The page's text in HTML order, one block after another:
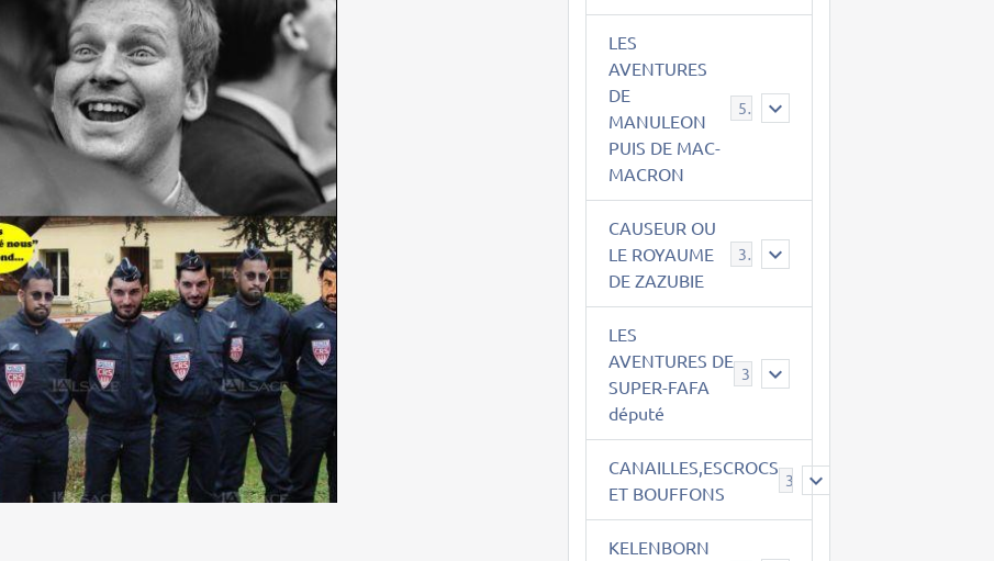
LES
AVENTURES
DE
MANULEON
PUIS DE MAC-
MACRON
543
CAUSEUR OU
LE ROYAUME
DE ZAZUBIE
38
LES
AVENTURES DE
SUPER-FAFA
député
CANAILLES,ESCROCS
ET BOUFFONS
385
KELENBORN